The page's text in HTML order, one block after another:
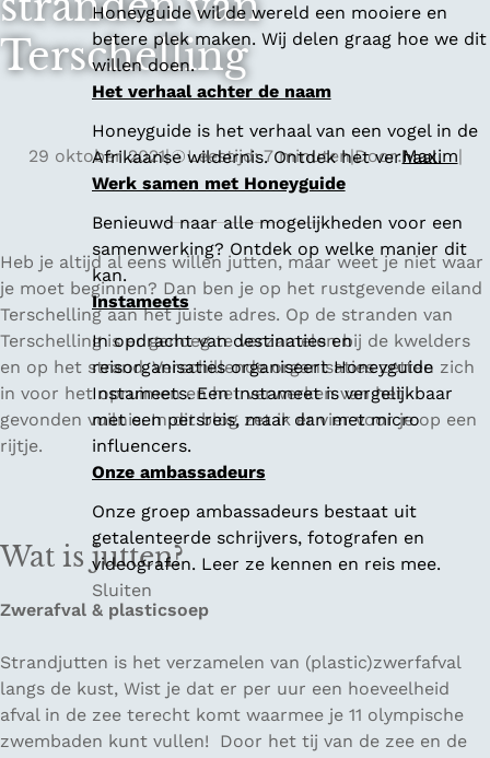
Honeyguide wil de wereld een mooiere en
betere plek maken. Wij delen graag hoe we dit
willen doen.
Het verhaal achter de naam
Honeyguide is het verhaal van een vogel in de
Afrikaanse wildernis. Ontdek het verhaal.
Werk samen met Honeyguide
Benieuwd naar alle mogelijkheden voor een
samenwerking? Ontdek op welke manier dit
kan.
Instameets
In opdracht van destinaties en
reisorganisaties organiseert Honeyguide
Instameets. Een Instameet is vergelijkbaar
met een persreis, maar dan met micro
influencers.
Onze ambassadeurs
Onze groep ambassadeurs bestaat uit
getalenteerde schrijvers, fotografen en
videografen. Leer ze kennen en reis mee.
Sluiten
Terschelling
29 oktober 2021| Leestijd: 7 minuten|Door:Maxim|
Heb je altijd al eens willen jutten, maar weet je niet waar
je moet beginnen? Dan ben je op het rustgevende eiland
Terschelling aan het juiste adres. Op de stranden van
Terschelling is er genoeg te verzamelen bij de kwelders
en op het strand. Verschillende organisaties zetten zich
in voor het opruimen en het verwerken van het
gevonden vuilnis. In dit blog zet ik er vier voor je op een
rijtje.
Wat is jutten?
Zwerafval & plasticsoep
Strandjutten is het verzamelen van (plastic)zwerfafval
langs de kust, Wist je dat er per uur een hoeveelheid
afval in de zee terecht komt waarmee je 11 olympische
zwembaden kunt vullen! Door het tij van de zee en de